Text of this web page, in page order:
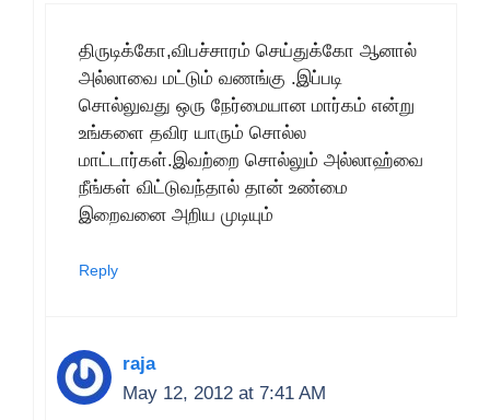
திருடிக்கோ,விபச்சாரம் செய்துக்கோ ஆனால்
அல்லாவை மட்டும் வணங்கு .இப்படி
சொல்லுவது ஒரு நேர்மையான மார்கம் என்று
உங்களை தவிர யாரும் சொல்ல
மாட்டார்கள்.இவற்றை சொல்லும் அல்லாஹ்வை
நீங்கள் விட்டுவந்தால் தான் உண்மை
இறைவனை அறிய முடியும்
Reply
raja
May 12, 2012 at 7:41 AM